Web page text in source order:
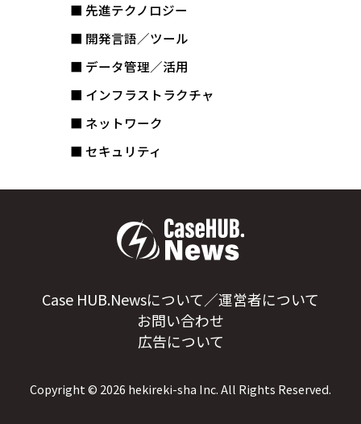
■ 先進テクノロジー
■ 開発言語／ツール
■ データ管理／活用
■ インフラストラクチャ
■ ネットワーク
■ セキュリティ
Case HUB.Newsについて／運営者について
お問い合わせ
広告について
Copyright © 2026 hekireki-sha Inc. All Rights Reserved.